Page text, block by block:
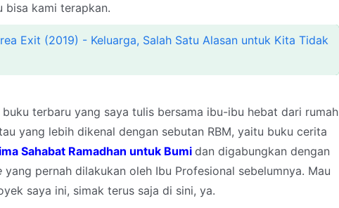
bisa kami terapkan.
Exit (2019) - Keluarga, Salah Satu Alasan untuk Kita Tidak
terbaru yang saya tulis bersama ibu-ibu hebat dari rumah
yang lebih dikenal dengan sebutan RBM, yaitu buku cerita
Sahabat Ramadhan untuk Bumi dan digabungkan dengan
yang pernah dilakukan oleh Ibu Profesional sebelumnya. Mau
saya ini, simak terus saja di sini, ya.